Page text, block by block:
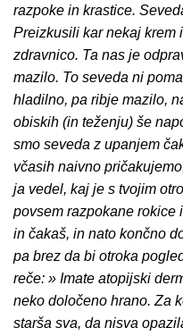
razpoke in krastice.
Preizkusili kar nekaj krem
zdravnico. Ta nas je
mazilo. To seveda ni
hladilno, pa ribje mazilo,
obiskih (in teženju) še
smo seveda z upanjem
včasih naivno
ja vedel, kaj je s tvojim
povsem razpokane rokice
in čakaš, in nato končno
pa brez da bi otroka
reče: » Imate atopijski
neko določeno hrano. Za
starša sva, da nisva